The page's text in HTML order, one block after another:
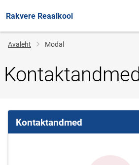
Rakvere Reaalkool
Jälglink
Avaleht Modal
Kontaktandmed
Kontaktandmed